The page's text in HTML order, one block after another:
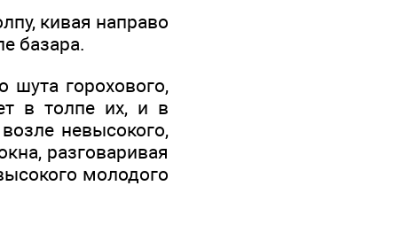
кивая направо
базара.
шута горохового,
в толпе их, и в
невысокого,
разговаривая
молодого